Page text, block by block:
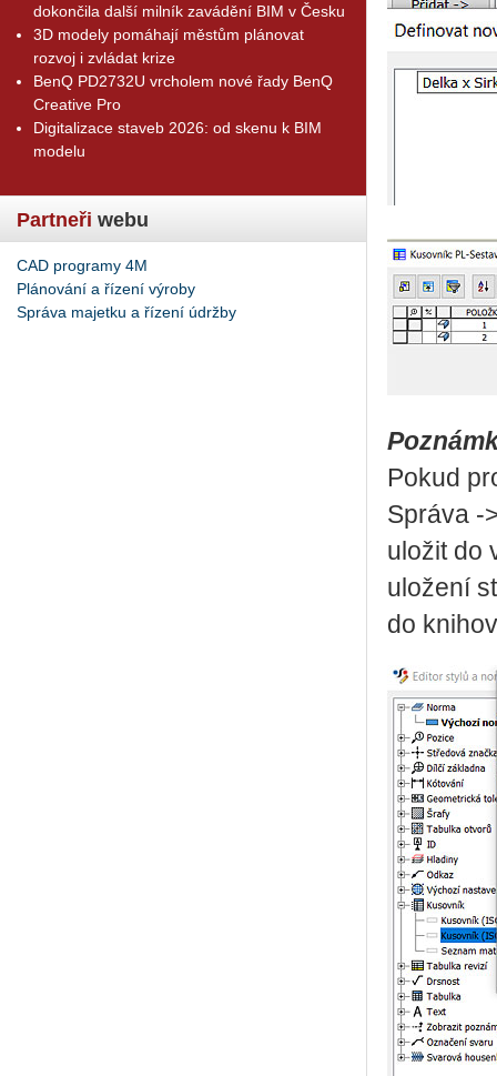
dokončila další milník zavádění BIM v Česku
3D modely pomáhají městům plánovat
rozvoj i zvládat krize
BenQ PD2732U vrcholem nové řady BenQ
Creative Pro
Digitalizace staveb 2026: od skenu k BIM
modelu
Partneři webu
CAD programy 4M
Plánování a řízení výroby
Správa majetku a řízení údržby
Pokud
Správa -
uložit do
uložení
do